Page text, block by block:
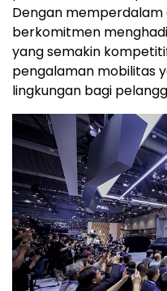
Dengan memperdalam
berkomitmen
yang semakin
pengalaman mobilitas
lingkungan bagi